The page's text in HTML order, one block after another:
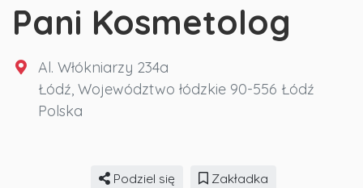
Pani Kosmetolog
Al. Włókniarzy 234a
Łódź, Województwo łódzkie 90-556 Łódź
Polska
Podziel się Zakładka